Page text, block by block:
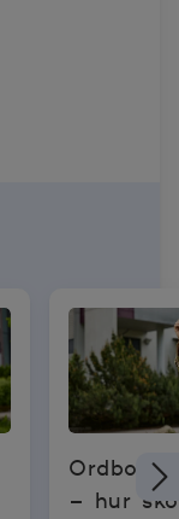
Ordbok
– hur